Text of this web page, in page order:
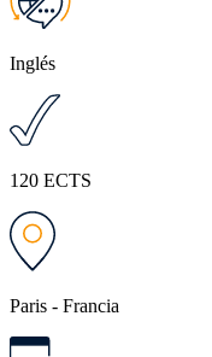
Inglés
120 ECTS
Paris - Francia